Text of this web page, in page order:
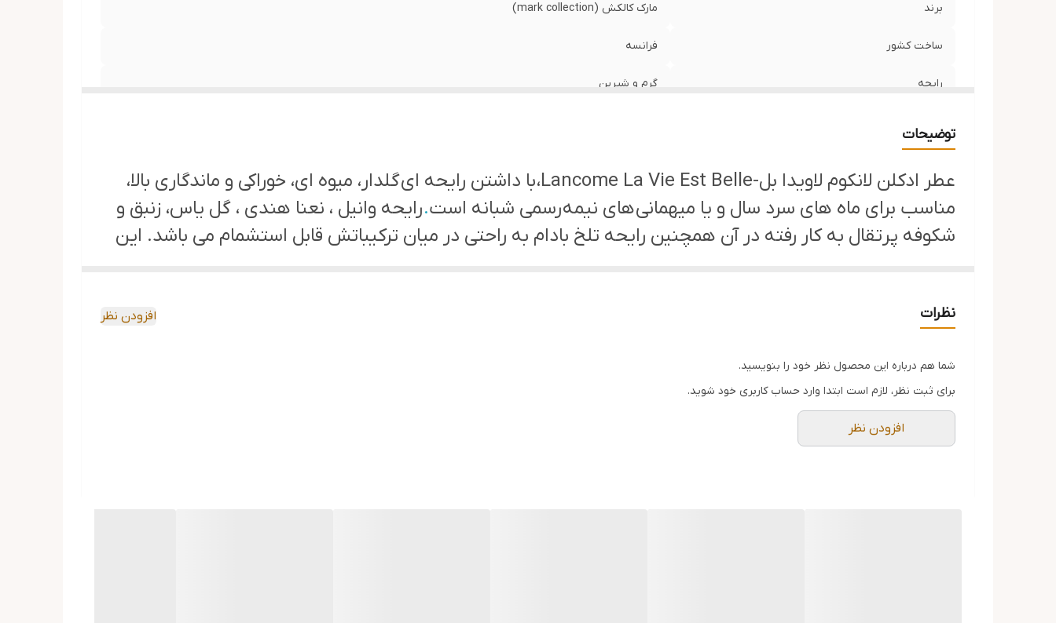
برند مارک کالکش (mark collection)
ساخت کشور فرانسه
رایحه گرم و شیرین
توضیحات
عطر ادکلن لانکوم لاویدا بل-Lancome La Vie Est Belle، با داشتن رایحه ای گلدار، میوه ای، خوراکی و ماندگاری بالا،
مناسب برای ماه های سرد سال و یا میهمانی های نیمه رسمی شبانه است.رایحه وانیل ، نعنا هندی ، گل یاس، زنبق و
شکوفه پرتقال به کار رفته در آن همچنین رایحه تلخ بادام به راحتی در میان ترکیباتش قابل استشمام می باشد. این
رایحه اولیه: توت سیاه – گلابی
رایحه پایه: وانیل – بادم سوخته – نعنا هندی – لوبیا تنکا
نظرات افزودن نظر
شما هم درباره این محصول نظر خود را بنویسید.
برای ثبت نظر، لازم است ابتدا وارد حساب کاربری خود شوید.
افزودن نظر